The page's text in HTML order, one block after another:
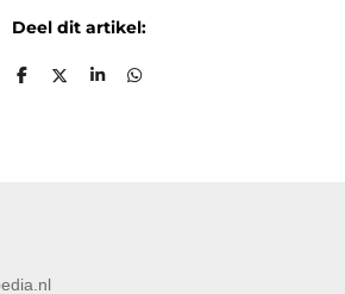
Deel dit artikel:
D
D
S
D